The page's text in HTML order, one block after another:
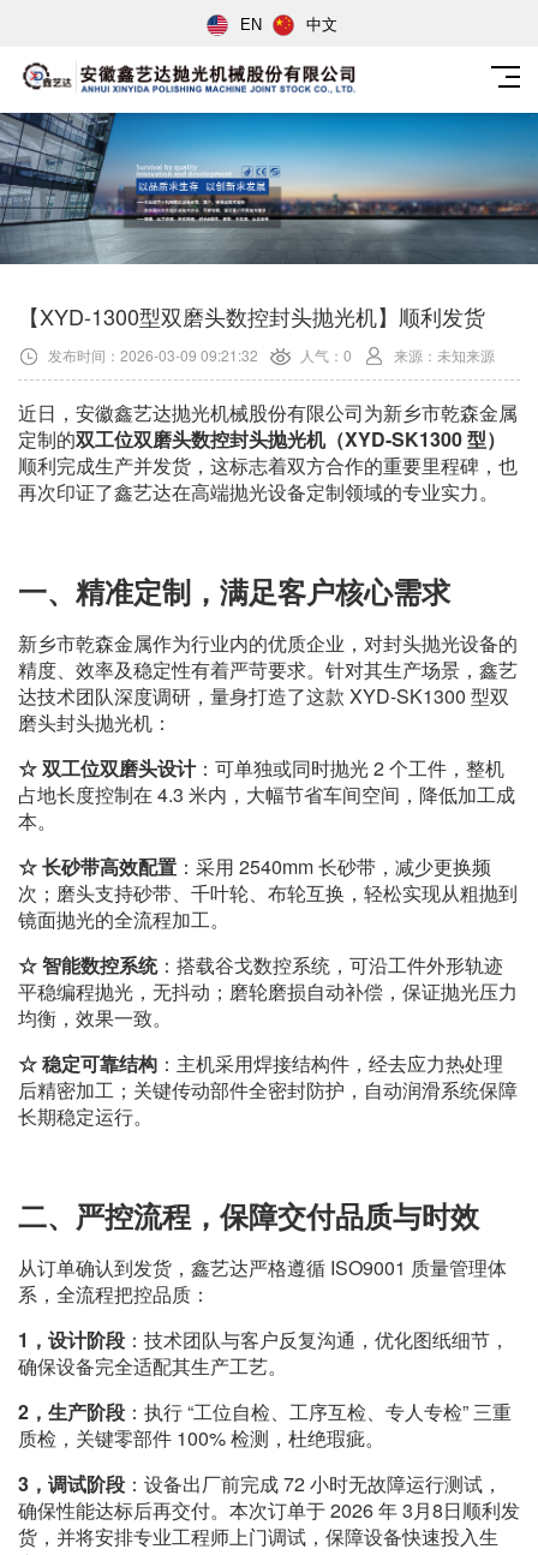
EN 中文
【XYD-1300型双磨头数控封头抛光机】顺利发货
发布时间：2026-03-09 09:21:32 人气：0 来源：未知来源
近日，安徽鑫艺达抛光机械股份有限公司为新乡市乾森金属
定制的双工位双磨头数控封头抛光机（XYD-SK1300 型）
顺利完成生产并发货，这标志着双方合作的重要里程碑，也
再次印证了鑫艺达在高端抛光设备定制领域的专业实力。
一、精准定制，满足客户核心需求
新乡市乾森金属作为行业内的优质企业，对封头抛光设备的
精度、效率及稳定性有着严苛要求。针对其生产场景，鑫艺
达技术团队深度调研，量身打造了这款 XYD-SK1300 型双
磨头封头抛光机：
☆双工位双磨头设计：可单独或同时抛光 2 个工件，整机
占地长度控制在 4.3 米内，大幅节省车间空间，降低加工成
本。
☆长砂带高效配置 ：采用 2540mm 长砂带，减少更换频
次；磨头支持砂带、千叶轮、布轮互换，轻松实现从粗抛到
镜面抛光的全流程加工。
☆智能数控系统：搭载谷戈数控系统，可沿工件外形轨迹
平稳编程抛光，无抖动；磨轮磨损自动补偿，保证抛光压力
均衡，效果一致。
☆稳定可靠结构 ：主机采用焊接结构件，经去应力热处理
后精密加工；关键传动部件全密封防护，自动润滑系统保障
长期稳定运行。
二、 严控流程，保障交付品质与时效
从订单确认到发货，鑫艺达严格遵循 ISO9001 质量管理体
系，全流程把控品质：
1， 设计阶段 ：技术团队与客户反复沟通，优化图纸细节，
确保设备完全适配其生产工艺。
2， 生产阶段 ：执行 “工位自检、工序互检、专人专检” 三重
质检，关键零部件 100% 检测，杜绝瑕疵。
3， 调试阶段 ：设备出厂前完成 72 小时无故障运行测试，
确保性能达标后再交付。本次订单于 2026 年 3月8日顺利发
货，并将安排专业工程师上门调试，保障设备快速投入生